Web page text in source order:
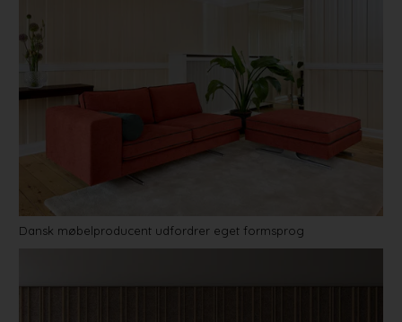
Dansk møbelproducent udfordrer eget formsprog